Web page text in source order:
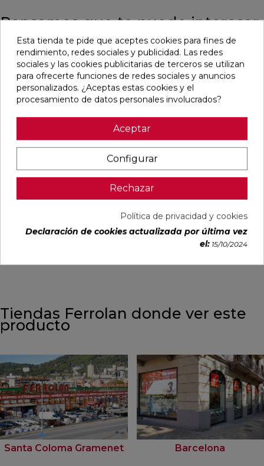
Pensamos que te puede interesar
BLANCO
Ref:
Baldocer
PVP
favorite
VER MÁS
RECTIFICADO
Ref:
Baldocer
PVP
62,80 €
favorite
VER MÁS
RECTIFICADO
Ref:
91080301
Colorker
PVP
36,18 €
favorite
VER MÁS
Ref:
Colorker
PVP
VER MÁS
Tiendas Ferrolan donde ver este
producto
Santa Coloma Gramenet Barcelona
Esta tienda te pide que aceptes cookies para fines de
rendimiento, redes sociales y publicidad. Las redes
sociales y las cookies publicitarias de terceros se utilizan
para ofrecerte funciones de redes sociales y anuncios
personalizados. ¿Aceptas estas cookies y el
procesamiento de datos personales involucrados?
Aceptar
Configurar
Rechazar
Política de privacidad y cookies
Declaración de cookies actualizada por última vez
el: 15/10/2024